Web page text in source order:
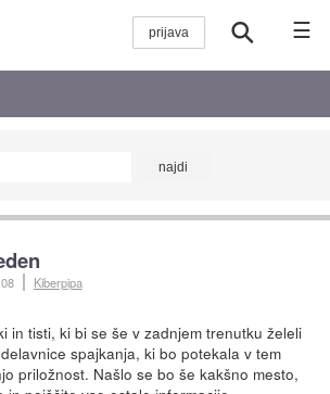
☰
Kiberpipa
in tisti, ki bi se še v zadnjem trenutku želeli
spajkanja, ki bo potekala v tem
priložnost. Našlo se bo še kakšno mesto,